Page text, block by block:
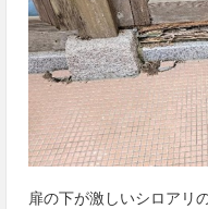
扉の下が激しいシロアリ